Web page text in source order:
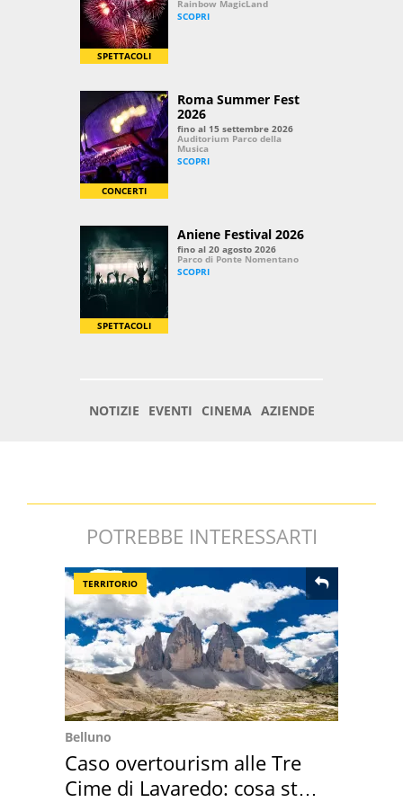
POTREBBE INTERESSARTI
TERRITORIO
Belluno
Caso overtourism alle Tre
Cime di Lavaredo: cosa sta